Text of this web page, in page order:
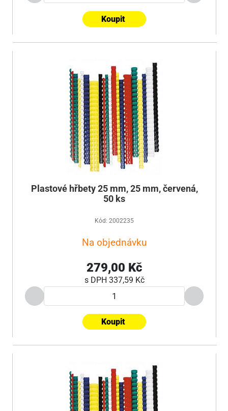
Koupit
Plastové hřbety 25 mm, 25 mm, červená,
50 ks
Kód: 2002235
Na objednávku
279,00 Kč
s DPH 337,59 Kč
Koupit